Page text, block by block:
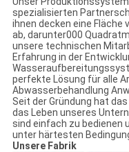
spezialisierten
ihnen decken eine Fläche
ab, darunter000
unsere technischen
Erfahrung in der
perfekte Lösung für alle
Abwasserbehandlung
Seit der Gründung hat
das Leben unseres
sind einfach zu bedienen
unter härtesten
Unsere Fabrik